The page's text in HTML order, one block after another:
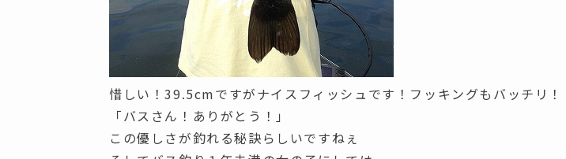
惜しい！39.5cmですがナイスフィッシュです！フッキングもバッチリ！
「バスさん！ありがとう！」
この優しさが釣れる秘訣らしいですねぇ